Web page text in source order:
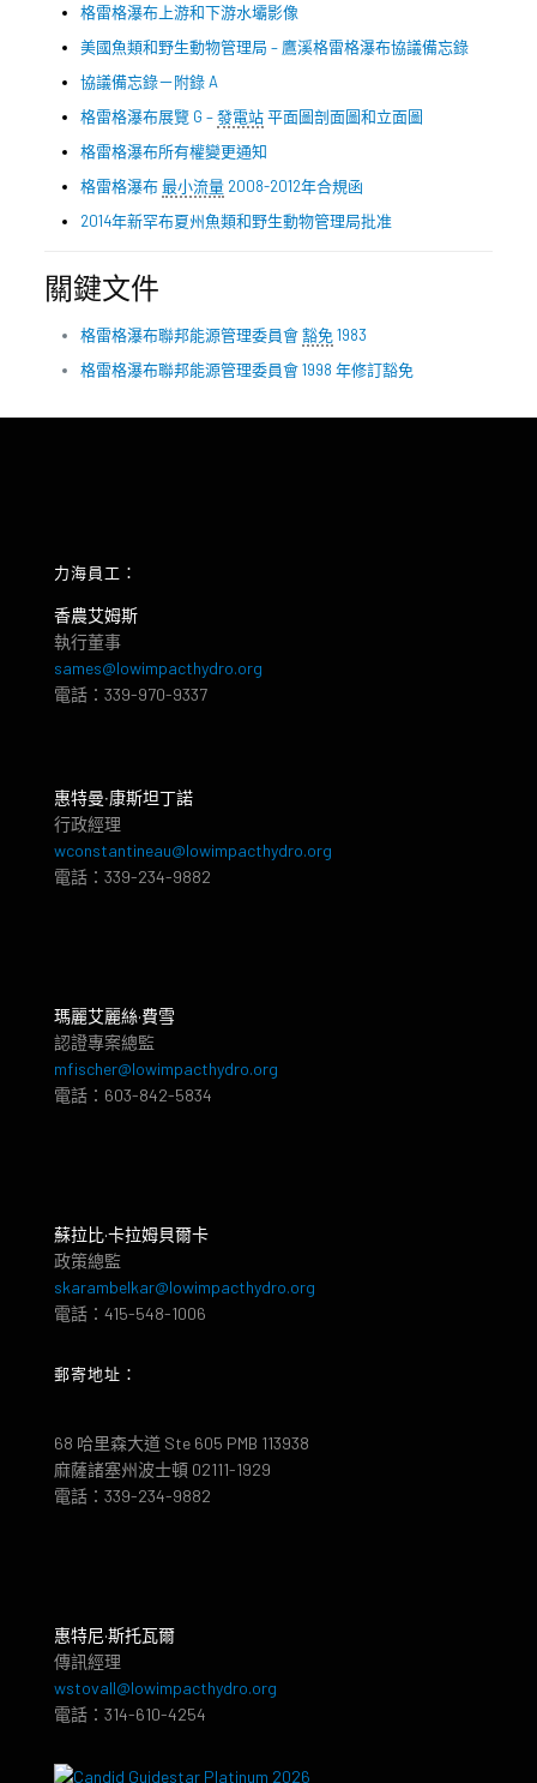
格雷格瀑布上游和下游水壩影像
美國魚類和野生動物管理局 – 鷹溪格雷格瀑布協議備忘錄
協議備忘錄－附錄 A
格雷格瀑布展覽 G –發電站平面圖剖面圖和立面圖
格雷格瀑布所有權變更通知
格雷格瀑布最小流量2008-2012年合規函
2014年新罕布夏州魚類和野生動物管理局批准
關鍵文件
格雷格瀑布聯邦能源管理委員會豁免 1983
格雷格瀑布聯邦能源管理委員會 1998 年修訂豁免
力海員工：
香農艾姆斯
執行董事
sames@lowimpacthydro.org
電話：339-970-9337
惠特曼‧康斯坦丁諾
行政經理
wconstantineau@lowimpacthydro.org
電話：339-234-9882
瑪麗艾麗絲·費雪
認證專案總監
mfischer@lowimpacthydro.org
電話：603-842-5834
蘇拉比·卡拉姆貝爾卡
政策總監
skarambelkar@lowimpacthydro.org
電話：415-548-1006
郵寄地址：
68 哈里森大道 Ste 605 PMB 113938
麻薩諸塞州波士頓 02111-1929
電話：339-234-9882
惠特尼·斯托瓦爾
傳訊經理
wstovall@lowimpacthydro.org
電話：314-610-4254